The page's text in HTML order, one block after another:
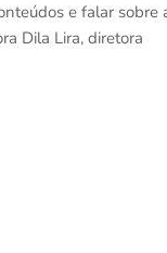
e falar sobre
Dila Lira, diretora